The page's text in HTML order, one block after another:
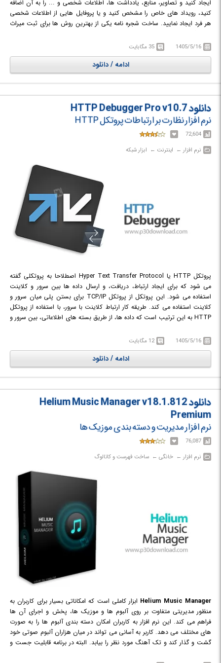
ایجاد کنید و تصاویر، منابع، یادداشت ها، اطلاعات شخصی و ... را به آن اضافه
کنید، رویداد های خاص را مشخص کنید و یا پروفایل هایی از اطلاعات شخصی
هر فرد ایجاد نمایید. ساخت شجره نامه یکی از بهترین روش ها برای ثبت میراث
نسل و خانواده خود و نمایش آن ها در قالب نمودار های مختلف درختی می
باشند. Ahnenblatt در کنار یک رابط کاربری ساده، هم برای افراد مبتدی و تازه کار و
هم برای افراد با تجربه تر، می تواند ابزاری مناسب و کامل باشد.
1405/5/16 35 مگابایت
ادامه / دانلود
دانلود HTTP Debugger Pro v10.7
نرم افزار نظارت بر ارتباطات پروتکل HTTP
72,604
نرم افزار‎ ← ‏ اینترنت‎ ← ‏ ابزار شبکه
پروتکل HTTP یا Hyper Text Transfer Protocol اصطلاحا به پروتکلی گفته
می شود که برای ایجاد ارتباط، دریافت، و ارسال داده ها بین سرور و کلاینت
استفاده می شود. این پروتکل از پروتکل TCP/IP برای بستن پلی میان سرور و
کلاینت استفاده می کند. طریقه کار ارتباط کلاینت با سرور، با استفاده از پروتکل
HTTP به این ترتیب است که داده ها، از طریق بسته های اطلاعاتی، بین سرور و
مقصد، در ابتدا، داده، به بخش های کوچکتری شکسته می شود و سپس از هر
کدام به سمت مقصد و با ترتیب مشخص ارسال می شوند. HTTP Debugger
نرم افزاری قدرتمند، به منظور نظارت بر ارتباطات و داده های در حال انتقال بر
روی پروتکل HTTP است.
صرف نظر از اینکه شما وب سایت پیچیده یک شرکت بزرگ را مدیریت می کنید و
یا در حال اجرای یک وبلاگ شخصی هستید، با استفاده از این نرم افزار می توانید
با نظارت بر پروتکل HTTP، بسیاری از مشکلات موجود بر روی وب سایت ها و
وب سرورها و نوع برقراری ارتباطات میان کاربر و وب را شناسایی و برطرف کنید.
این نرم افزار همچنین برای برنامه نویسانی که در زمینه برنامه نویسی به صورت
Client و server فعالیت می کنند بسیار کاربردی است. ابزارهای متنوع به منظور
ابزارهای آنالیز اطلاعاتی تبدیل شود.
1405/5/16 12 مگابایت
ادامه / دانلود
دانلود Helium Music Manager v18.1.812
Premium
نرم افزار مدیریت و دسته بندی موزیک ها
76,087
نرم افزار‎ ← ‏ خانگی‎ ← ‏ ساخت فهرست و کاتالوگ
Helium Music Manager ابزار کاملی است که امکاناتی بسیار برای کاربران به
منظور مدیریتی متفاوت بر روی آلبوم ها و موزیک ها، پخش و اجرای آن ها
فراهم می کند. این نرم افزار به کاربران امکان دسته بندی آلبوم ها را به صورت
های مختلف می دهد. کاربر به آسانی می تواند در میان هزاران آلبوم صوتی خود
گشت و گذار کند و تک آهنگ مورد نظر را بیابد. البته در برنامه قابلیت جست و